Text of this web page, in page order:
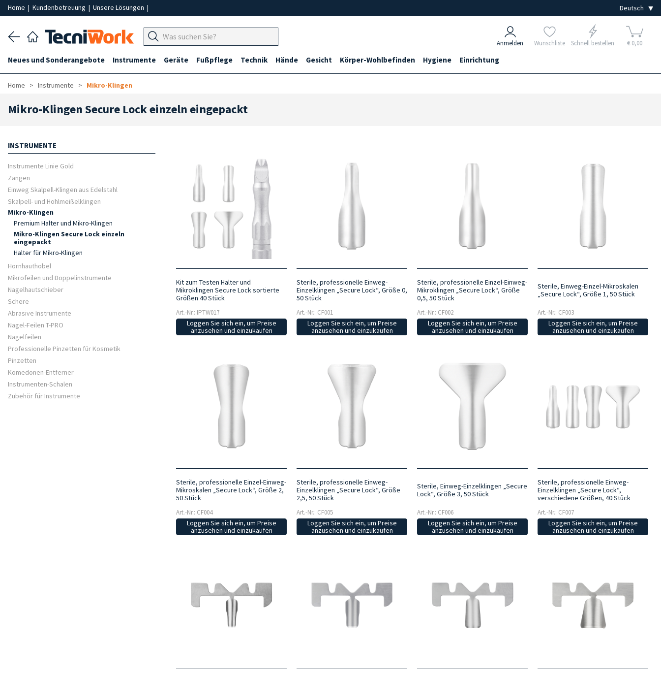
Home | Kundenbetreuung | Unsere Lösungen |
Anmelden Wunschliste Schnell bestellen € 0,00
Neues und Sonderangebote Instrumente Geräte Fußpflege Technik Hände Gesicht Körper-Wohlbefinden Hygiene Einrichtung
Home Instrumente Mikro-Klingen
Mikro-Klingen Secure Lock einzeln eingepackt
INSTRUMENTE
Instrumente Linie Gold
Zangen
Einweg Skalpell-Klingen aus Edelstahl
Skalpell- und Hohlmeißelklingen
Mikro-Klingen
Premium Halter und Mikro-Klingen
Mikro-Klingen Secure Lock einzeln
eingepackt
Halter für Mikro-Klingen
Hornhauthobel
Mikrofeilen und Doppelinstrumente
Nagelhautschieber
Schere
Abrasive Instrumente
Nagel-Feilen T-PRO
Nagelfeilen
Professionelle Pinzetten für Kosmetik
Pinzetten
Komedonen-Entferner
Instrumenten-Schalen
Zubehör für Instrumente
Kit zum Testen Halter und
Mikroklingen Secure Lock sortierte
Größen 40 Stück
Art.-Nr.: IPTW017
Loggen Sie sich ein, um Preise
anzusehen und einzukaufen
Sterile, professionelle Einweg-
Einzelklingen „Secure Lock“, Größe 0,
50 Stück
Art.-Nr.: CF001
Loggen Sie sich ein, um Preise
anzusehen und einzukaufen
Sterile, professionelle Einzel-Einweg-
Mikroklingen „Secure Lock“, Größe
0,5, 50 Stück
Art.-Nr.: CF002
Loggen Sie sich ein, um Preise
anzusehen und einzukaufen
Sterile, Einweg-Einzel-Mikroskalen
„Secure Lock“, Größe 1, 50 Stück
Art.-Nr.: CF003
Loggen Sie sich ein, um Preise
anzusehen und einzukaufen
Sterile, professionelle Einzel-Einweg-
Mikroskalen „Secure Lock“, Größe 2,
50 Stück
Art.-Nr.: CF004
Loggen Sie sich ein, um Preise
anzusehen und einzukaufen
Sterile, professionelle Einweg-
Einzelklingen „Secure Lock“, Größe
2,5, 50 Stück
Art.-Nr.: CF005
Loggen Sie sich ein, um Preise
anzusehen und einzukaufen
Sterile, Einweg-Einzelklingen „Secure
Lock“, Größe 3, 50 Stück
Art.-Nr.: CF006
Loggen Sie sich ein, um Preise
anzusehen und einzukaufen
Sterile, professionelle Einweg-
Einzelklingen „Secure Lock“,
verschiedene Größen, 40 Stück
Art.-Nr.: CF007
Loggen Sie sich ein, um Preise
anzusehen und einzukaufen